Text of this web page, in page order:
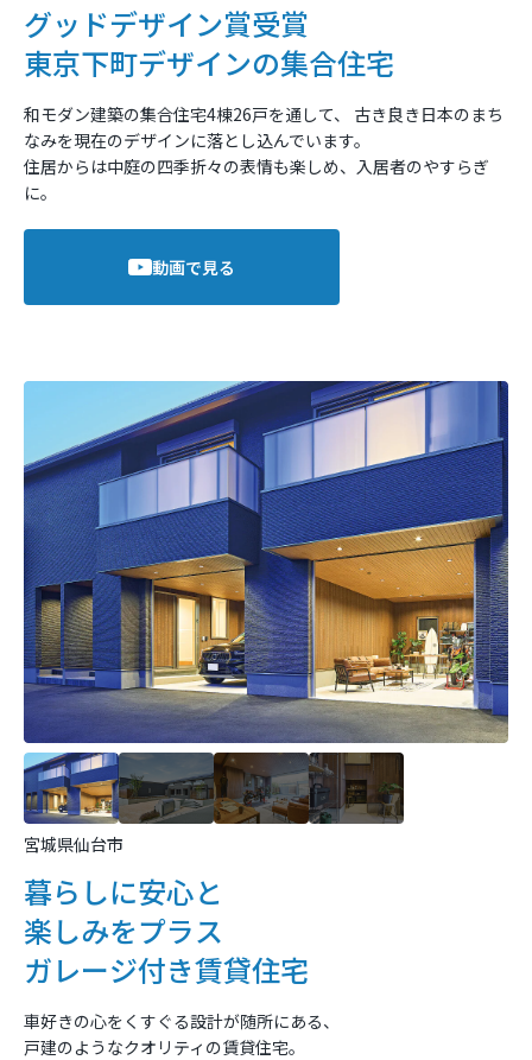
グッドデザイン賞受賞
東京下町デザインの集合住宅
和モダン建築の集合住宅4棟26戸を通して、
古き良き日本のまち
なみを現在のデザインに落とし込んでいます。
住居からは中庭の四季折々の表情も楽しめ、入居者のやすらぎ
に。
動画で見る
宮城県仙台市
暮らしに安心と
楽しみをプラス
ガレージ付き賃貸住宅
車好きの心をくすぐる設計が随所にある、
戸建のようなクオリティの賃貸住宅。